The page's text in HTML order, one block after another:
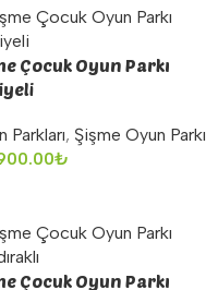
Çocuk Oyun Parkı
Parkları, Şişme Oyun Parkı
₺
Çocuk Oyun Parkı